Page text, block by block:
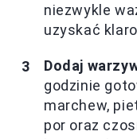
niezwykle
uzyskać
Dodaj
godzinie
marchew,
por oraz